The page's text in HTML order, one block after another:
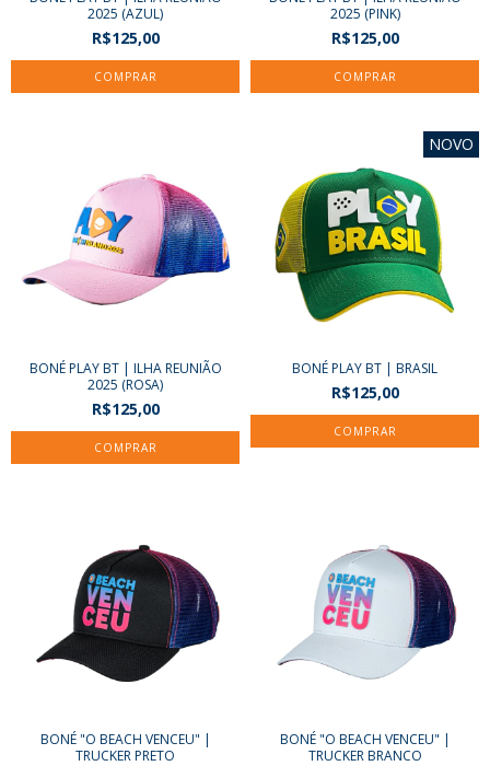
2025 (AZUL)
R$125,00
2025 (PINK)
R$125,00
BONÉ PLAY BT | ILHA REUNIÃO
2025 (ROSA)
R$125,00
NOVO
BONÉ PLAY BT | BRASIL
R$125,00
BONÉ "O BEACH VENCEU" |
TRUCKER PRETO
BONÉ "O BEACH VENCEU" |
TRUCKER BRANCO